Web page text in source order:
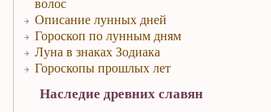
Описание лунных дней
Гороскоп по лунным дням
Луна в знаках Зодиака
Гороскопы прошлых лет
Наследие древних славян